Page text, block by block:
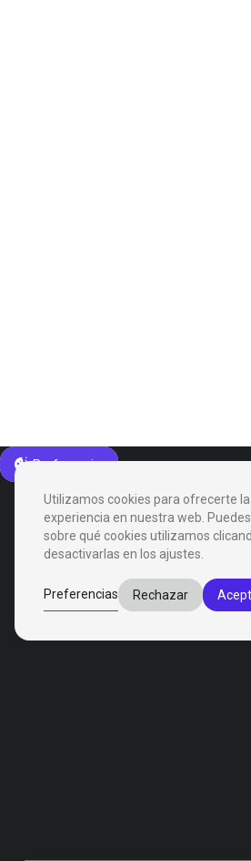
Utilizamos cookies para ofrecerte
experiencia en nuestra web.
sobre qué cookies utilizamos
desactivarlas en los ajustes.
Preferencias Rechazar
Preferencias